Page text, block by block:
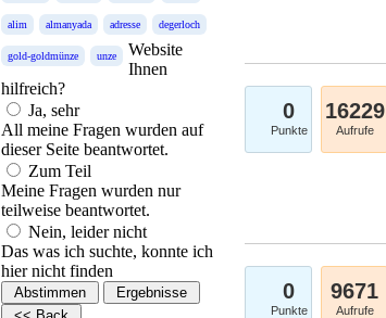
alim almanyada adresse degerloch
gold-goldmünze unze
Website
Ihnen
hilfreich?
Ja, sehr
All meine Fragen wurden auf
dieser Seite beantwortet.
Zum Teil
Meine Fragen wurden nur
teilweise beantwortet.
Nein, leider nicht
Das was ich suchte, konnte ich
hier nicht finden
0
Punkte
16229
Aufrufe
0
Punkte
9671
Aufrufe